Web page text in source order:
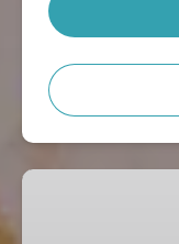
Jantar